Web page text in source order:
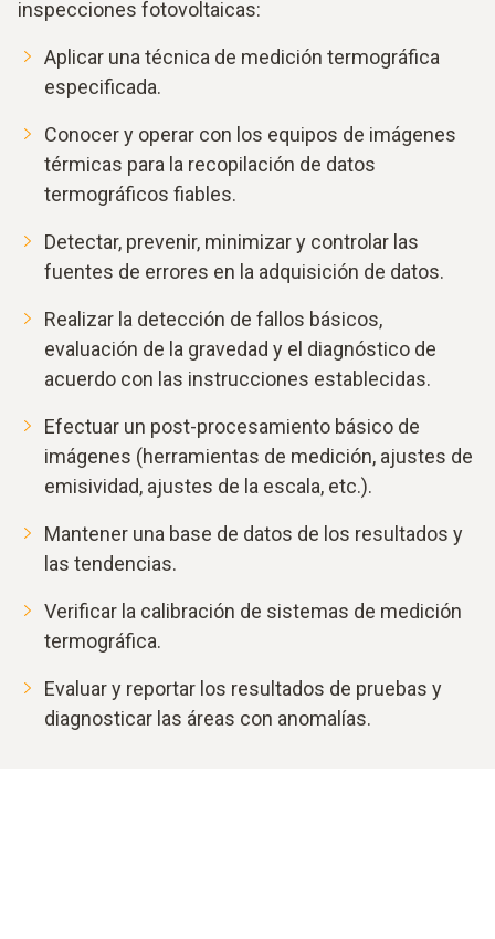
inspecciones fotovoltaicas:
Aplicar una técnica de medición termográfica
especificada.
Conocer y operar con los equipos de imágenes
térmicas para la recopilación de datos
termográficos fiables.
Detectar, prevenir, minimizar y controlar las
fuentes de errores en la adquisición de datos.
Realizar la detección de fallos básicos,
evaluación de la gravedad y el diagnóstico de
acuerdo con las instrucciones establecidas.
Efectuar un post-procesamiento básico de
imágenes (herramientas de medición, ajustes de
emisividad, ajustes de la escala, etc.).
Mantener una base de datos de los resultados y
las tendencias.
Verificar la calibración de sistemas de medición
termográfica.
Evaluar y reportar los resultados de pruebas y
diagnosticar las áreas con anomalías.